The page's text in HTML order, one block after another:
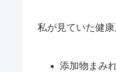
私が見ていた健康
添加物まみ